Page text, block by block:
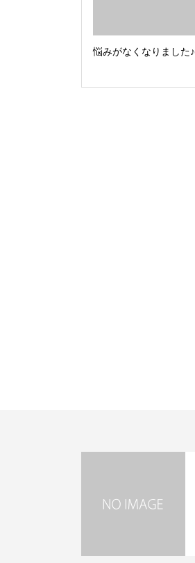
悩みがなくなりました♪